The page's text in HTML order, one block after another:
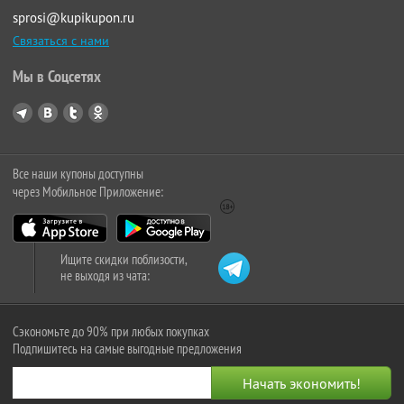
sprosi@kupikupon.ru
Связаться с нами
Мы в Соцсетях
Все наши купоны доступны
через Мобильное Приложение:
Ищите скидки поблизости,
не выходя из чата:
Сэкономьте до 90% при любых покупках
Подпишитесь на самые выгодные предложения